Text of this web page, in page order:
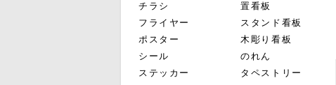
チラシ
フライヤー
ポスター
シール
ステッカー
置看板
スタンド看板
木彫り看板
のれん
タペストリー